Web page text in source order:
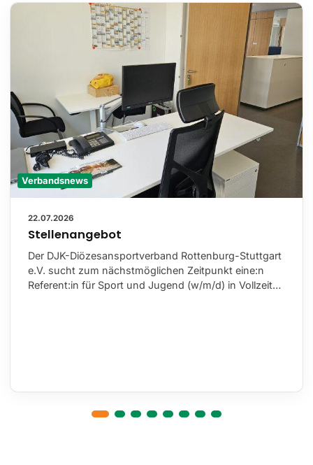
Verbandsnews
22.07.2026
Stellenangebot
Der DJK-Diözesansportverband Rottenburg-Stuttgart
e.V. sucht zum nächstmöglichen Zeitpunkt eine:n
Referent:in für Sport und Jugend (w/m/d) in Vollzeit…